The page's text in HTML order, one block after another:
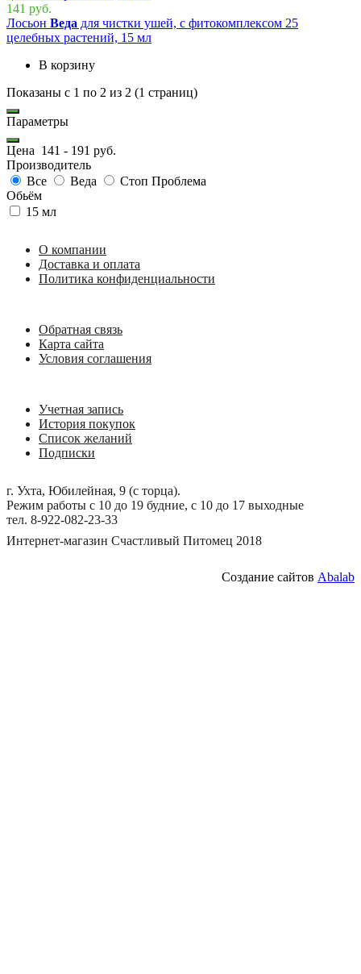
141 руб.
Лосьон Веда для чистки ушей, с фитокомплексом 25
целебных растений, 15 мл
В корзину
Показаны с 1 по 2 из 2 (1 страниц)
Параметры
Цена 141 - 191 руб.
Производитель
Все
Веда
Стоп Проблема
Обьём
15 мл
О компании
Доставка и оплата
Политика конфиденциальности
Обратная связь
Карта сайта
Условия соглашения
Учетная запись
История покупок
Список желаний
Подписки
г. Ухта, Юбилейная, 9 (с торца).
Режим работы с 10 до 19 будние, с 10 до 17 выходные
тел. 8-922-082-23-33
Интернет-магазин Счастливый Питомец 2018
Создание сайтов Abalab